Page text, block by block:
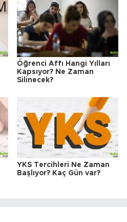
Öğrenci Affı Hangi Yılları
Kapsıyor? Ne Zaman
Silinecek?
YKS Tercihleri Ne Zaman
Başlıyor? Kaç Gün var?